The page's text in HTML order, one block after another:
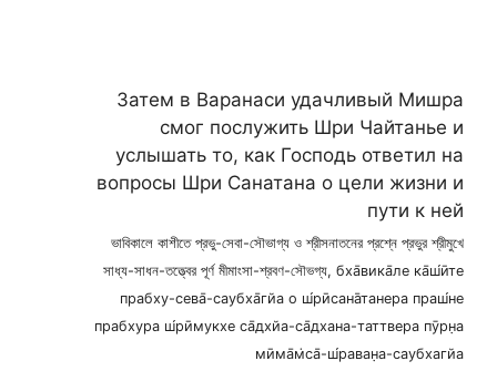
Затем в Варанаси удачливый Мишра
смог послужить Шри Чайтанье и
услышать то, как Господь ответил на
вопросы Шри Санатана о цели жизни и
пути к ней
ভাবিকালে কাশীতে প্রভু-সেবা-সৌভাগ্য ও শ্রীসনাতনের প্রশ্নে প্রভুর শ্রীমুখে
সাধ্য-সাধন-তত্ত্বের পূর্ণ মীমাংসা-শ্রবণ-সৌভগ্য, бха̄вика̄ле ка̄ш́ӣте
прабху-сева̄-саубха̄гйа о ш́рӣсана̄танера праш́не
прабхура ш́рӣмукхе са̄дхйа-са̄дхана-таттвера пӯрн̣а
мӣма̄м̇са̄-ш́раван̣а-саубхагйа